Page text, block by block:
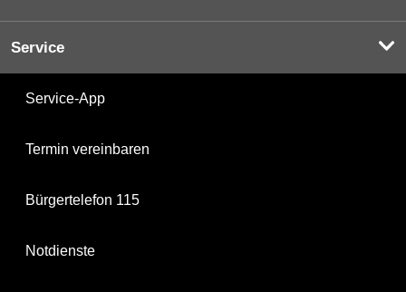
Service
Service-App
Termin vereinbaren
Bürgertelefon 115
Notdienste